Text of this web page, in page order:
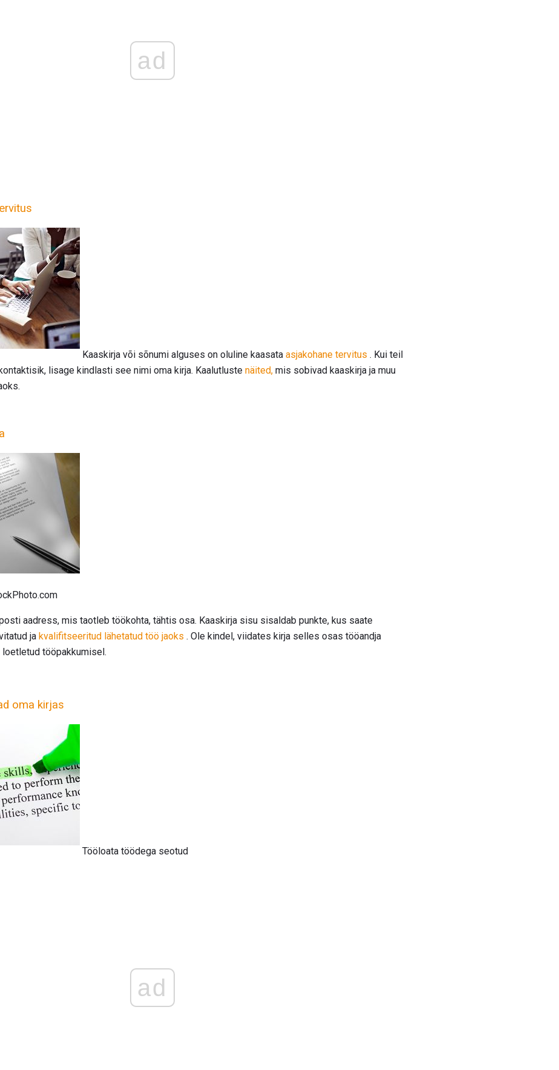
ad
Kaaskirja või sõnumi alguses on oluline kaasata asjakohane tervitus . Kui teil
lisage kindlasti see nimi oma kirja. Kaalutluste näited, mis sobivad kaaskirja ja muu
aadress, mis taotleb töökohta, tähtis osa. Kaaskirja sisu sisaldab punkte, kus saate
ja kvalifitseeritud lähetatud töö jaoks . Ole kindel, viidates kirja selles osas tööandja
tööpakkumisel.
oma kirjas
Tööloata töödega seotud
ad